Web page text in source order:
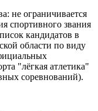
не ограничивается
спортивного звания
кандидатов в
области по виду
"лёгкая атлетика"
соревнований).